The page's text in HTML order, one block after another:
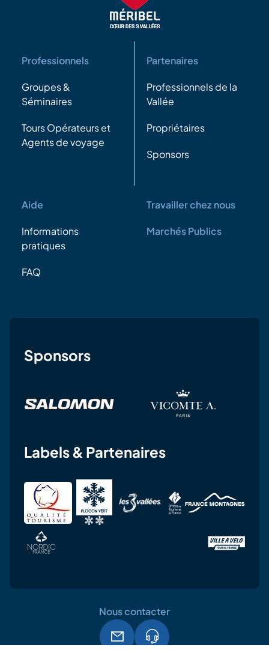
Professionnels
Groupes &
Séminaires
Tours Opérateurs et
Agents de voyage
Partenaires
Professionnels de la
Vallée
Propriétaires
Sponsors
Aide
Informations
pratiques
FAQ
Travailler chez nous
Marchés Publics
Sponsors
Labels & Partenaires
Nous contacter